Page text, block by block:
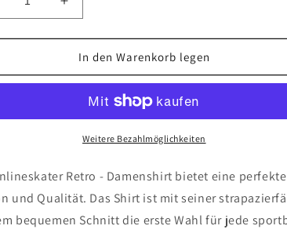
Erhöhe
die
Menge
für
Inlineskater
Damenshirt
In den Warenkorb legen
Weitere Bezahlmöglichkeiten
Retro - Damenshirt bietet eine
und Qualität. Das Shirt ist mit seiner
bequemen Schnitt die erste Wahl für jede